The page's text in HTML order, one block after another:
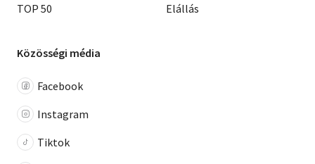
TOP 50
Elállás
Közösségi média
Facebook
Instagram
Tiktok